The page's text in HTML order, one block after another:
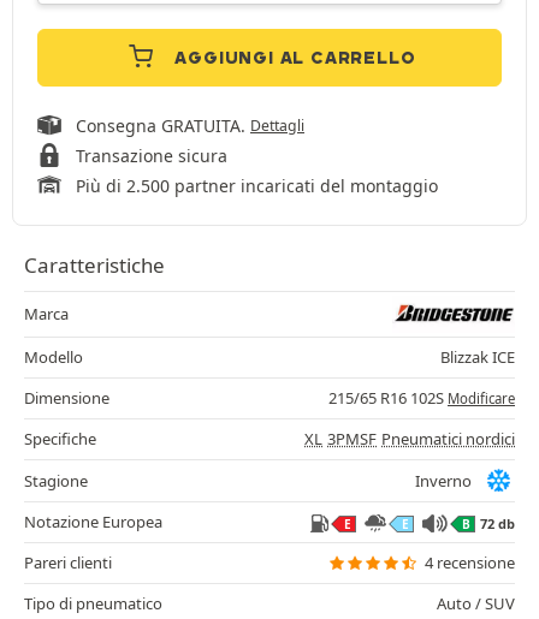
AGGIUNGI AL CARRELLO
Consegna GRATUITA. Dettagli
Transazione sicura
Più di 2.500 partner incaricati del montaggio
Caratteristiche
Marca
Modello
Blizzak ICE
Dimensione
215/65 R16 102S Modificare
Specifiche XL 3PMSF Pneumatici nordici
Stagione
Inverno
Notazione Europea
E E B 72 db
Pareri clienti
4 recensione
Tipo di pneumatico
Auto / SUV